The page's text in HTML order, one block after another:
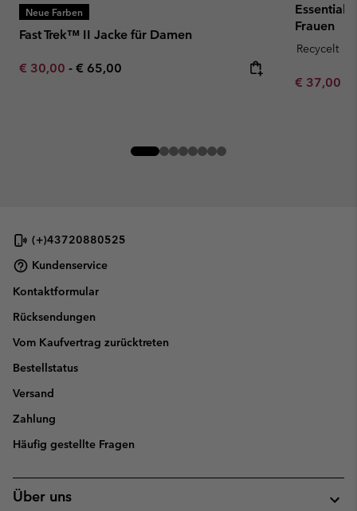
Neue Farben
Fast Trek™ II Jacke für Damen
Minimum sale price:
€ 30,00 - Maximum price:
€ 65,00
Essential
Frauen
Recycelt
Minimum
€ 37,00
(+)43720880525
Kundenservice
Kontaktformular
Rücksendungen
Vom Kaufvertrag zurücktreten
Bestellstatus
Versand
Zahlung
Häufig gestellte Fragen
Über uns